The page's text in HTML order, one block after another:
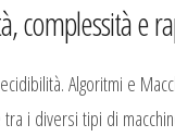
complessità e
Algoritmi e
tra i diversi tipi di